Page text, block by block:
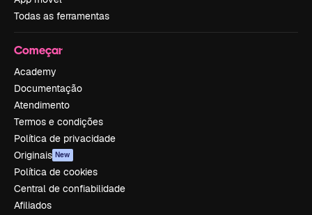
Todas as ferramentas
Começar
Academy
Documentação
Atendimento
Termos e condições
Política de privacidade
Originais New
Política de cookies
Central de confiabilidade
Afiliados